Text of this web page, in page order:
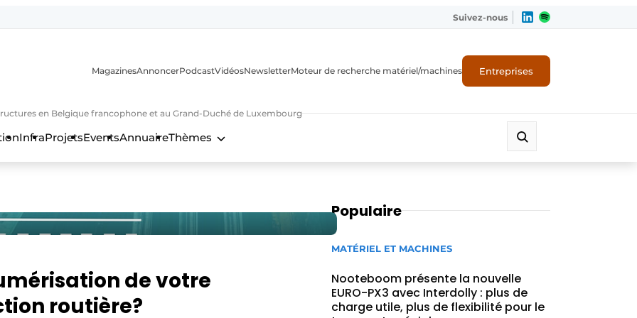
Suivez-nous
en Belgique francophone et au Grand-Duché de Luxembourg
MagazinesAnnoncerPodcastVidéosNewsletterMoteur de recherche matériel/machines Entreprises
InfraProjetsEventsAnnuaireThèmes
de votre
routière?
Populaire
MATÉRIEL ET MACHINES
Nooteboom présente la nouvelle
EURO-PX3 avec Interdolly : plus de
charge utile, plus de flexibilité pour le